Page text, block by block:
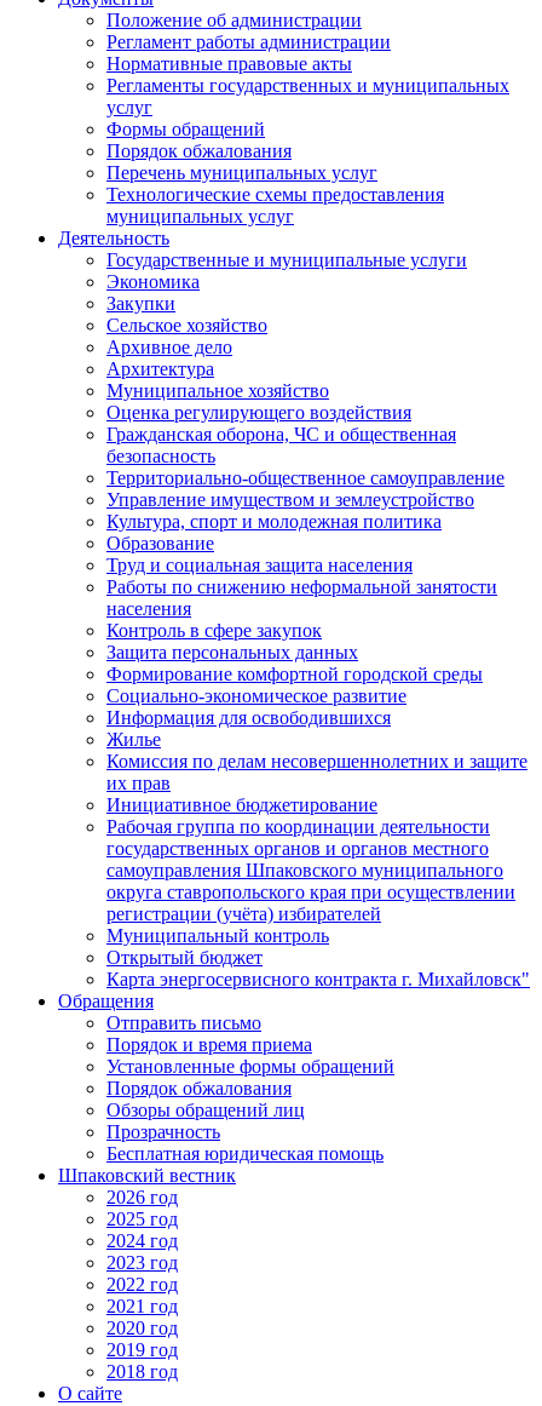
Положение об администрации
Регламент работы администрации
Нормативные правовые акты
Регламенты государственных и муниципальных
услуг
Формы обращений
Порядок обжалования
Перечень муниципальных услуг
Технологические схемы предоставления
муниципальных услуг
Деятельность
Государственные и муниципальные услуги
Экономика
Закупки
Сельское хозяйство
Архивное дело
Архитектура
Муниципальное хозяйство
Оценка регулирующего воздействия
Гражданская оборона, ЧС и общественная
безопасность
Территориально-общественное самоуправление
Управление имуществом и землеустройство
Культура, спорт и молодежная политика
Образование
Труд и социальная защита населения
Работы по снижению неформальной занятости
населения
Контроль в сфере закупок
Защита персональных данных
Формирование комфортной городской среды
Социально-экономическое развитие
Информация для освободившихся
Жилье
Комиссия по делам несовершеннолетних и защите
их прав
Инициативное бюджетирование
Рабочая группа по координации деятельности
государственных органов и органов местного
самоуправления Шпаковского муниципального
округа ставропольского края при осуществлении
регистрации (учёта) избирателей
Муниципальный контроль
Открытый бюджет
Карта энергосервисного контракта г. Михайловск"
Обращения
Отправить письмо
Порядок и время приема
Установленные формы обращений
Порядок обжалования
Обзоры обращений лиц
Прозрачность
Бесплатная юридическая помощь
Шпаковский вестник
2026 год
2025 год
2024 год
2023 год
2022 год
2021 год
2020 год
2019 год
2018 год
О сайте